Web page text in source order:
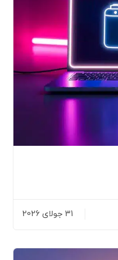
31 جولای 2026